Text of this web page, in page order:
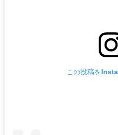
この投稿を